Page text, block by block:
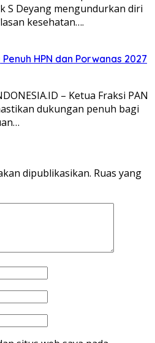
S Deyang mengundurkan diri
kesehatan….
HPN dan Porwanas 2027
– Ketua Fraksi PAN
dukungan penuh bagi
dipublikasikan. Ruas yang